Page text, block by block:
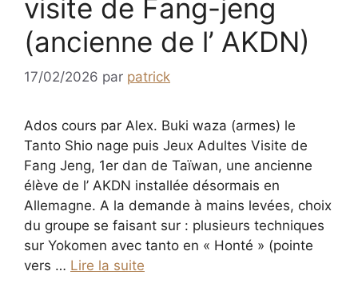
visite de Fang-jeng
(ancienne de l’ AKDN)
17/02/2026 par patrick
Ados cours par Alex. Buki waza (armes) le
Tanto Shio nage puis Jeux Adultes Visite de
Fang Jeng, 1er dan de Taïwan, une ancienne
élève de l’ AKDN installée désormais en
Allemagne. A la demande à mains levées, choix
du groupe se faisant sur : plusieurs techniques
sur Yokomen avec tanto en « Honté » (pointe
vers … Lire la suite